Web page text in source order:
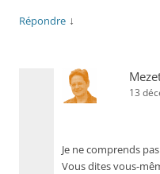
Répondre ↓
13
Je ne comprends
Vous dites vous-